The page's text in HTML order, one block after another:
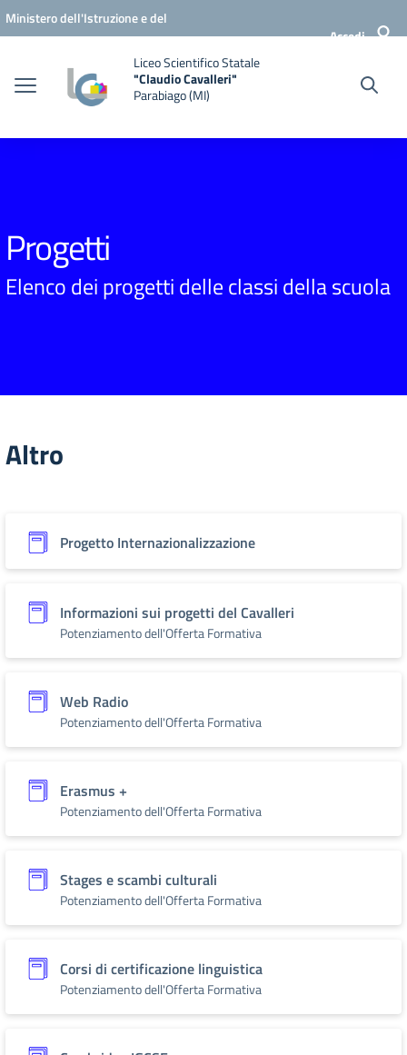
Vai ai contenuti
Vai al menu di navigazione
Vai al footer
Ministero dell'Istruzione e del
Accedi
Liceo Scientifico Statale
"Claudio Cavalleri"
Parabiago (MI)
Progetti
Elenco dei progetti delle classi della scuola
Altro
Progetto Internazionalizzazione
Informazioni sui progetti del Cavalleri
Potenziamento dell'Offerta Formativa
Web Radio
Potenziamento dell'Offerta Formativa
Erasmus +
Potenziamento dell'Offerta Formativa
Stages e scambi culturali
Potenziamento dell'Offerta Formativa
Corsi di certificazione linguistica
Potenziamento dell'Offerta Formativa